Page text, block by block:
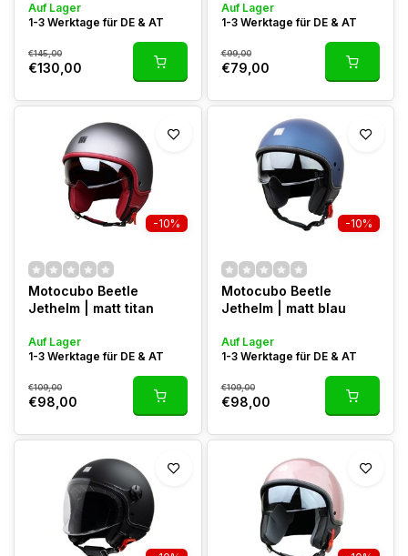
Auf Lager
1-3 Werktage für DE & AT
€145,00
€130,00
Auf Lager
1-3 Werktage für DE & AT
€99,00
€79,00
-10%
Motocubo Beetle
Jethelm | matt titan
Auf Lager
1-3 Werktage für DE & AT
€109,00
€98,00
-10%
Motocubo Beetle
Jethelm | matt blau
Auf Lager
1-3 Werktage für DE & AT
€109,00
€98,00